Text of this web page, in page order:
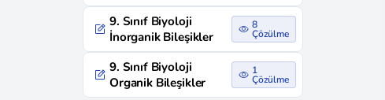
9. Sınıf Biyoloji
İnorganik Bileşikler
8
Çözülme
9. Sınıf Biyoloji
Organik Bileşikler
1
Çözülme